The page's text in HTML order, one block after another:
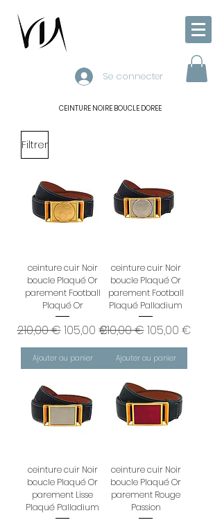
Se connecter
CEINTURE NOIRE BOUCLE DOREE
Filtrer
ceinture cuir Noir
boucle Plaqué Or
parement Football
Plaqué Or
Prix original
210,00 €Prix promotionnel
105,00 €
Ajouter au panier
ceinture cuir Noir
boucle Plaqué Or
parement Football
Plaqué Palladium
Prix original
210,00 €Prix
105,00 €
Ajouter au panier
ceinture cuir Noir
boucle Plaqué Or
parement Lisse
Plaqué Palladium
ceinture cuir Noir
boucle Plaqué Or
parement Rouge
Passion